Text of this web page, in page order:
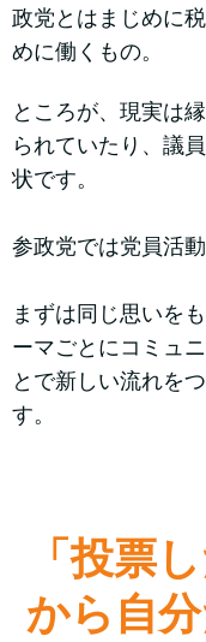
政党とはまじめに
めに働くもの。
ところが、現実は
られていたり、議
状です。
参政党では党員活
まずは同じ思いを
ーマごとにコミュ
とで新しい流れを
す。
「投票
から自